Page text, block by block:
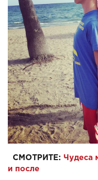
СМОТРИТЕ: Чудеса
и после